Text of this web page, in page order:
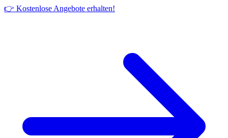
👉 Kostenlose Angebote erhalten!